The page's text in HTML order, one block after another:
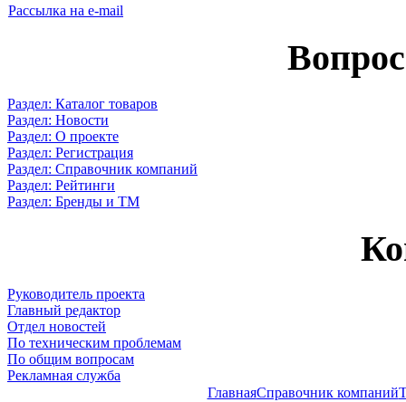
Рассылка на e-mail
Раздел: Каталог товаров
Раздел: Новости
Раздел: О проекте
Раздел: Регистрация
Раздел: Справочник компаний
Раздел: Рейтинги
Раздел: Бренды и ТМ
Руководитель проекта
Главный редактор
Отдел новостей
По техническим проблемам
По общим вопросам
Рекламная служба
ГлавнаяСправочник компаний